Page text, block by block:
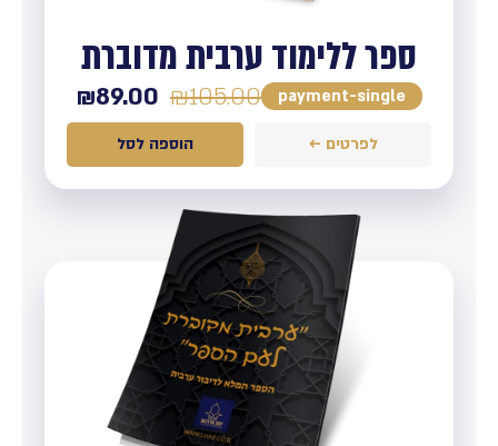
ספר ללימוד ערבית מדוברת
payment-single
₪105.00
₪89.00
לפרטים ← הוספה לסל